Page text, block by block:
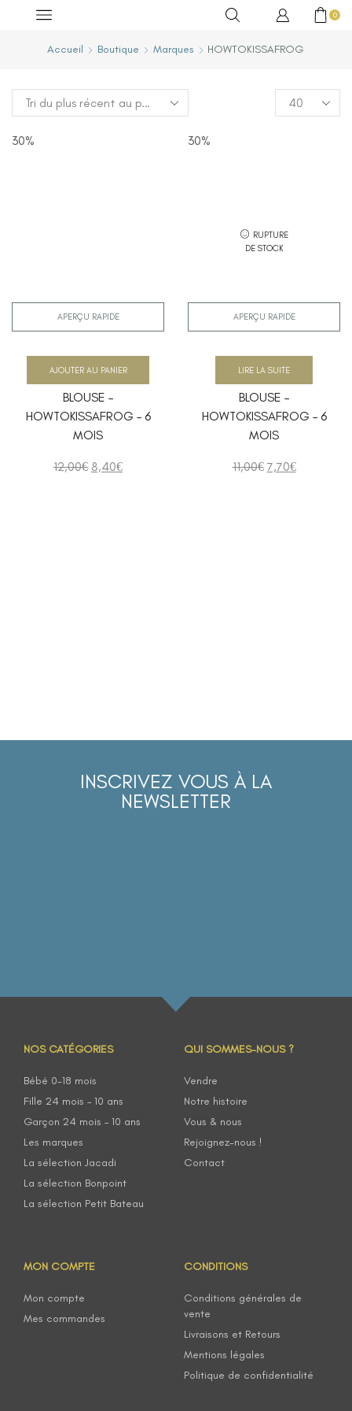
0
Accueil Boutique Marques HOWTOKISSAFROG
30%
APERÇU RAPIDE
BLOUSE –
HOWTOKISSAFROG – 6
MOIS
12,00€ 8,40€
AJOUTER AU PANIER
30%
RUPTURE
DE STOCK
APERÇU RAPIDE
BLOUSE –
HOWTOKISSAFROG – 6
MOIS
11,00€ 7,70€
LIRE LA SUITE
INSCRIVEZ VOUS À LA
NEWSLETTER
NOS CATÉGORIES
Bébé 0-18 mois
Fille 24 mois – 10 ans
Garçon 24 mois – 10 ans
Les marques
La sélection Jacadi
La sélection Bonpoint
La sélection Petit Bateau
QUI SOMMES-NOUS ?
Vendre
Notre histoire
Vous & nous
Rejoignez-nous !
Contact
MON COMPTE
Mon compte
Mes commandes
CONDITIONS
Conditions générales de
vente
Livraisons et Retours
Mentions légales
Politique de confidentialité